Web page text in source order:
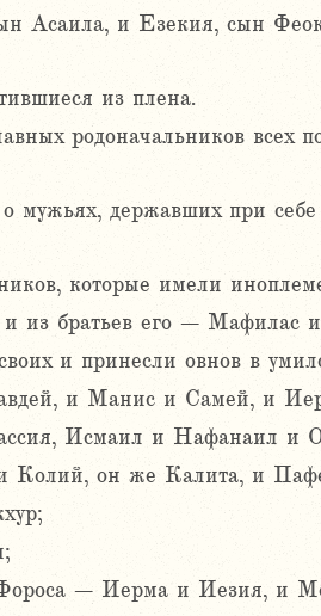
Асаила, и Езекия, сын
из плена.
родоначальников всех
мужьях, державших при
которые имели
и из братьев его –
и принесли овнов в
и Манис и Самей, и
Исмаил и Нафанаил и
Колий, он же Калита, и
Фороса – Иерма и Иезия, и